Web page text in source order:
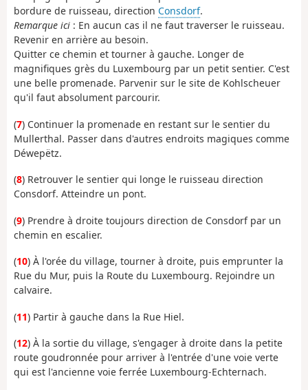
bordure de ruisseau, direction Consdorf.
Remarque ici : En aucun cas il ne faut traverser le ruisseau.
Revenir en arrière au besoin.
Quitter ce chemin et tourner à gauche. Longer de
magnifiques grès du Luxembourg par un petit sentier. C'est
une belle promenade. Parvenir sur le site de Kohlscheuer
qu'il faut absolument parcourir.
(7) Continuer la promenade en restant sur le sentier du
Mullerthal. Passer dans d'autres endroits magiques comme
Déwepëtz.
(8) Retrouver le sentier qui longe le ruisseau direction
Consdorf. Atteindre un pont.
(9) Prendre à droite toujours direction de Consdorf par un
chemin en escalier.
(10) À l'orée du village, tourner à droite, puis emprunter la
Rue du Mur, puis la Route du Luxembourg. Rejoindre un
calvaire.
(11) Partir à gauche dans la Rue Hiel.
(12) À la sortie du village, s'engager à droite dans la petite
route goudronnée pour arriver à l'entrée d'une voie verte
qui est l'ancienne voie ferrée Luxembourg-Echternach.